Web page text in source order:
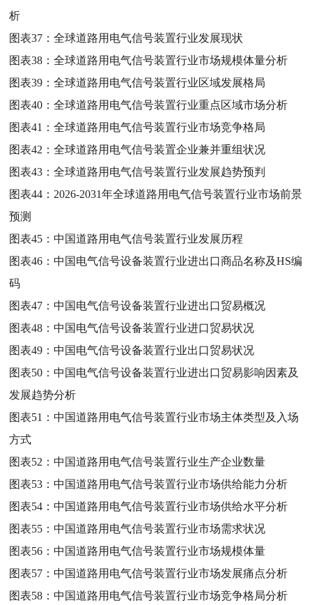
析
图表37：全球道路用电气信号装置行业发展现状
图表38：全球道路用电气信号装置行业市场规模体量分析
图表39：全球道路用电气信号装置行业区域发展格局
图表40：全球道路用电气信号装置行业重点区域市场分析
图表41：全球道路用电气信号装置行业市场竞争格局
图表42：全球道路用电气信号装置企业兼并重组状况
图表43：全球道路用电气信号装置行业发展趋势预判
图表44： 2026-2031年全球道路用电气信号装置行业市场前景
预测
图表45：中国道路用电气信号装置行业发展历程
图表46：中国电气信号设备装置行业进出口商品名称及HS编
码
图表47：中国电气信号设备装置行业进出口贸易概况
图表48：中国电气信号设备装置行业进口贸易状况
图表49：中国电气信号设备装置行业出口贸易状况
图表50：中国电气信号设备装置行业进出口贸易影响因素及
发展趋势分析
图表51：中国道路用电气信号装置行业市场主体类型及入场
方式
图表52：中国道路用电气信号装置行业生产企业数量
图表53：中国道路用电气信号装置行业市场供给能力分析
图表54：中国道路用电气信号装置行业市场供给水平分析
图表55：中国道路用电气信号装置行业市场需求状况
图表56：中国道路用电气信号装置行业市场规模体量
图表57：中国道路用电气信号装置行业市场发展痛点分析
图表58：中国道路用电气信号装置行业市场竞争格局分析